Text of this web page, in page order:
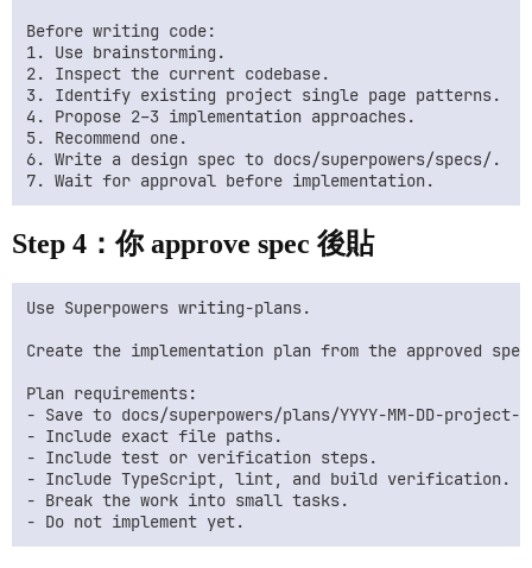
Before writing code:
1. Use brainstorming.
2. Inspect the current codebase.
3. Identify existing project single page patterns.
4. Propose 2–3 implementation approaches.
5. Recommend one.
6. Write a design spec to docs/superpowers/specs/.
Step 4：你 approve spec 後貼
Use Superpowers writing-plans.
Create the implementation plan from the approved
Plan requirements:
- Save to docs/superpowers/plans/YYYY-MM-DD-
- Include exact file paths.
- Include test or verification steps.
- Include TypeScript, lint, and build verification.
- Break the work into small tasks.